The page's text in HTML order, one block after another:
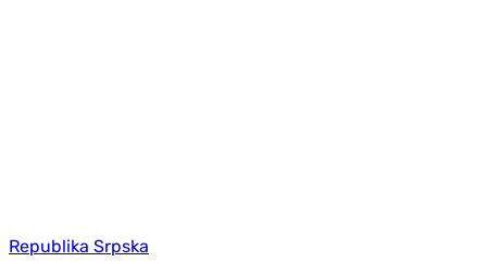
Republika Srpska